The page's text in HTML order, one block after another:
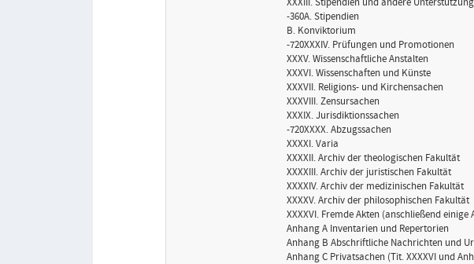
-360A. Stipendien
B. Konviktorium
-720XXXIV. Prüfungen und Promotionen
XXXV. Wissenschaftliche Anstalten
XXXVI. Wissenschaften und Künste
XXXVII. Religions- und Kirchensachen
XXXVIII. Zensursachen
XXXIX. Jurisdiktionssachen
-720XXXX. Abzugssachen
XXXXI. Varia
XXXXII. Archiv der theologischen Fakultät
XXXXIII. Archiv der juristischen Fakultät
XXXXIV. Archiv der medizinischen Fakultät
XXXXV. Archiv der philosophischen Fakultät
XXXXVI. Fremde Akten (anschließend
Anhang A Inventarien und Repertorien
Anhang B Abschriftliche Nachrichten und
Anhang C Privatsachen (Tit. XXXXVI und